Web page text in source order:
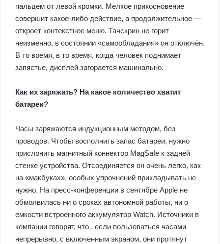
пальцем от левой кромки. Мелкое прикосновение
совершит какое-либо действие, а продолжительное —
откроет контекстное меню. Тачскрин не горит
неизменно, в состоянии «самообладания» он отключён.
В то время, в то время, когда человек поднимает
запястье, дисплей загорается машинально.
Как их заряжать? На какое количество хватит
батареи?
Часы заряжаются индукционным методом, без
проводов. Чтобы восполнить запас батареи, нужно
прислонить магнитный коннектор MagSafe к задней
стенке устройства. Отсоединяется он очень легко, как
на «макбуках», особых упрочнений прикладывать не
нужно. На пресс-конференции в сентябре Apple не
обмолвилась ни о сроках автономной работы, ни о
емкости встроенного аккумулятор Watch. Источники в
компании говорят, что , если пользоваться часами
непрерывно, с включенным экраном, они протянут